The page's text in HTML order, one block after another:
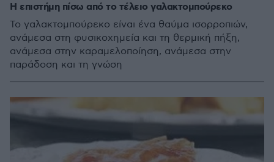
Η επιστήμη πίσω από το τέλειο γαλακτομπούρεκο
Το γαλακτομπούρεκο είναι ένα θαύμα ισορροπιών,
ανάμεσα στη φυσικοχημεία και τη θερμική πήξη,
ανάμεσα στην καραμελοποίηση, ανάμεσα στην
παράδοση και τη γνώση